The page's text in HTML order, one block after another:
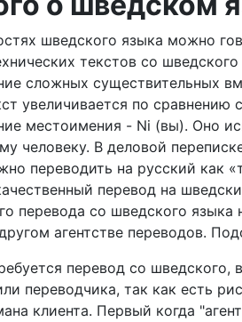
шведского языка можно
текстов со
сложных существительных
увеличивается по
местоимения - Ni (вы). Оно
человеку. В деловой
переводить на русский как
перевод на
перевода со шведского
агентстве переводов.
перевод со
переводчика, так как есть
клиента. Первый когда